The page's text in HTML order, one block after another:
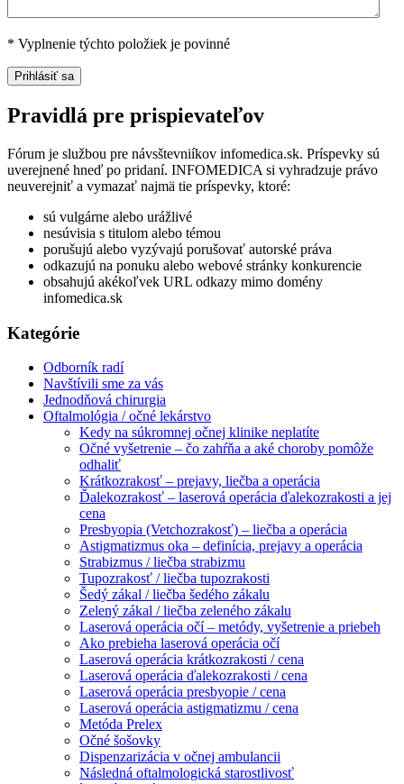
* Vyplnenie týchto položiek je povinné
Pravidlá pre prispievateľov
Fórum je službou pre návsštevniíkov infomedica.sk. Príspevky sú
uverejnené hneď po pridaní. INFOMEDICA si vyhradzuje právo
neuverejniť a vymazať najmä tie príspevky, ktoré:
sú vulgárne alebo urážlivé
nesúvisia s titulom alebo témou
porušujú alebo vyzývajú porušovať autorské práva
odkazujú na ponuku alebo webové stránky konkurencie
obsahujú akékoľvek URL odkazy mimo domény
infomedica.sk
Kategórie
Odborník radí
Navštívili sme za vás
Jednodňová chirurgia
Oftalmológia / očné lekárstvo
Kedy na súkromnej očnej klinike neplatíte
Očné vyšetrenie – čo zahŕňa a aké choroby pomôže
odhaliť
Krátkozrakosť – prejavy, liečba a operácia
Ďalekozrakosť – laserová operácia ďalekozrakosti a jej
cena
Presbyopia (Vetchozrakosť) – liečba a operácia
Astigmatizmus oka – definícia, prejavy a operácia
Strabizmus / liečba strabizmu
Tupozrakosť / liečba tupozrakosti
Šedý zákal / liečba šedého zákalu
Zelený zákal / liečba zeleného zákalu
Laserová operácia očí – metódy, vyšetrenie a priebeh
Ako prebieha laserová operácia očí
Laserová operácia krátkozrakosti / cena
Laserová operácia ďalekozrakosti / cena
Laserová operácia presbyopie / cena
Laserová operácia astigmatizmu / cena
Metóda Prelex
Očné šošovky
Dispenzarizácia v očnej ambulancii
Následná oftalmologická starostlivosť